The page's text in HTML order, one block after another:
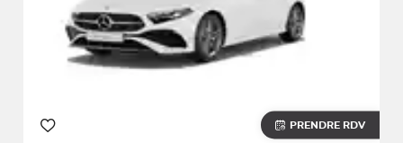
PRENDRE RDV